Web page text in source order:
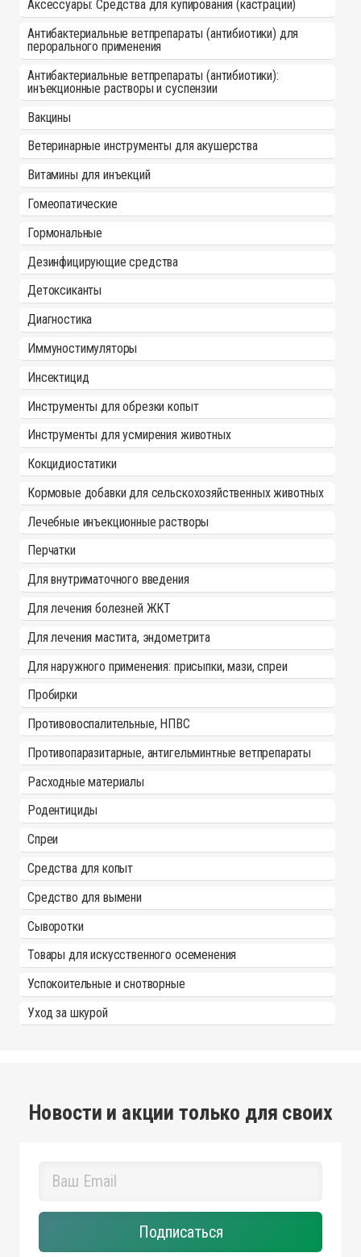
Аксессуары: Средства для купирования (кастрации)
Антибактериальные ветпрепараты (антибиотики) для
перорального применения
Антибактериальные ветпрепараты (антибиотики):
инъекционные растворы и суспензии
Вакцины
Ветеринарные инструменты для акушерства
Витамины для инъекций
Гомеопатические
Гормональные
Дезинфицирующие средства
Детоксиканты
Диагностика
Иммуностимуляторы
Инсектицид
Инструменты для обрезки копыт
Инструменты для усмирения животных
Кокцидиостатики
Кормовые добавки для сельскохозяйственных животных
Лечебные инъекционные растворы
Перчатки
Для внутриматочного введения
Для лечения болезней ЖКТ
Для лечения мастита, эндометрита
Для наружного применения: присыпки, мази, спреи
Пробирки
Противовоспалительные, НПВС
Противопаразитарные, антигельминтные ветпрепараты
Расходные материалы
Родентициды
Спреи
Средства для копыт
Средство для вымени
Сыворотки
Товары для искусственного осеменения
Успокоительные и снотворные
Уход за шкурой
Новости и акции только для своих